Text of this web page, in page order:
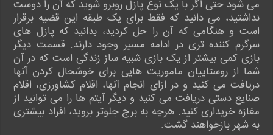
می شود حتی اگر با یک نوع پازل روبرو شوید که آن را دوست
نداشتید، می دانید که فقط برای یک طبقه این قضیه برقرار
است و هنگامی که آن را حل کردید، بدانید که پازل های
سرگرم کننده تری در ادامه مسیر وجود دارند. قسمت دیگر
بازی کمی بیشتر از یک بازی شبیه ساز زندگی است که در آن
شما از روستاییان ماموریت هایی برای خوشحال کردن آنها
دریافت می کنید و در ازای انجام آنها، اقلام کشاورزی، اقلام
صنایع دستی دریافت می کنید و دیگر آیتم ها را می توانید از
مغازه خریداری کنید. هرچه به برج جلوتر بروید، افراد بیشتری
به شهر بازخواهند گشت.